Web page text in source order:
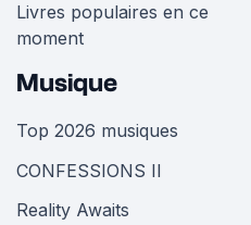
Livres populaires en ce
moment
Musique
Top 2026 musiques
CONFESSIONS II
Reality Awaits